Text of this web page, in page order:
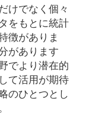
けでなく個々
をもとに統計
徴がありま
があります
でより潜在的
て活用が期待
のひとつとし